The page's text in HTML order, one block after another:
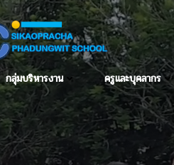
กลุ่มบริหารงาน ครูและบุคลากร